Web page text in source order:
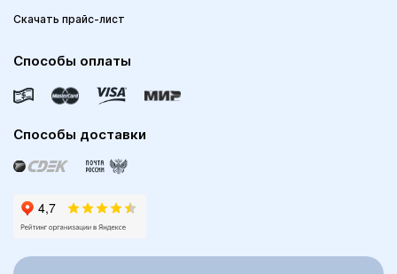
Скачать прайс-лист
Способы оплаты
Способы доставки